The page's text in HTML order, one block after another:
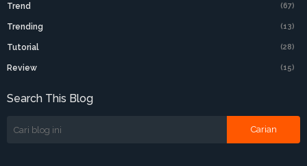
Trend (67)
Trending (13)
Tutorial (28)
Review (15)
Search This Blog